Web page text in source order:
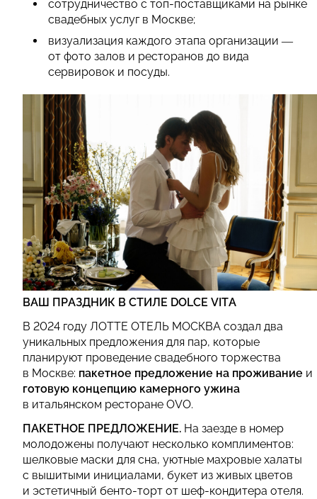
сотрудничество с топ-поставщиками на рынке
свадебных услуг в Москве;
визуализация каждого этапа организации —
от фото залов и ресторанов до вида
сервировок и посуды.
ВАШ ПРАЗДНИК В СТИЛЕ DOLCE VITA
В 2024 году ЛОТТЕ ОТЕЛЬ МОСКВА создал два
уникальных предложения для пар, которые
планируют проведение свадебного торжества
в Москве: пакетное предложение на проживание и
готовую концепцию камерного ужина
в итальянском ресторане OVO.
ПАКЕТНОЕ ПРЕДЛОЖЕНИЕ. На заезде в номер
молодожены получают несколько комплиментов:
шелковые маски для сна, уютные махровые халаты
c вышитыми инициалами, букет из живых цветов
и эстетичный бенто-торт от шеф-кондитера отеля.